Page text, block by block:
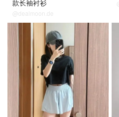
款长袖衬衫
@dealmoon.de